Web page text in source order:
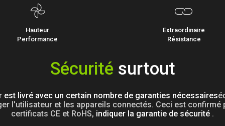
Hauteur
Performance
Extraordinaire
Résistance
Sécurité surtout
est livré avec un certain nombre de garanties nécessaires
l'utilisateur et les appareils connectés. Ceci est confirmé
certificats CE et RoHS, indiquer la garantie de sécurité .